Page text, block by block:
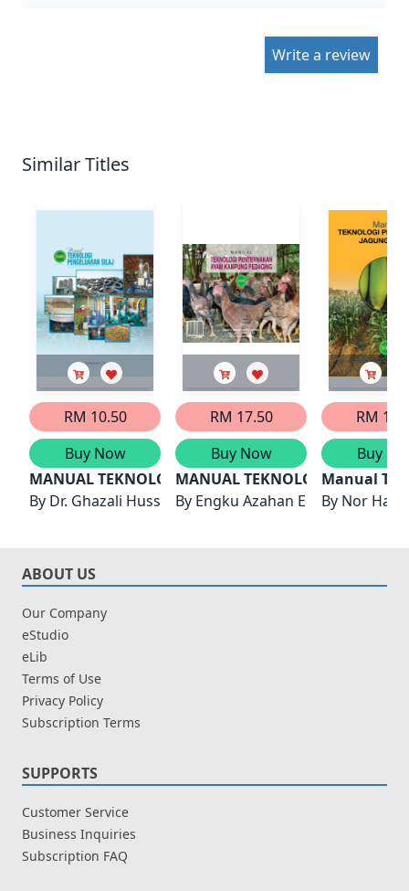
Write a review
Similar Titles
RM 10.50
Buy Now
MANUAL TEKNOLOGI PENGELUARAN SILAJ
By Dr. Ghazali Hussin, Tapsir Serin
RM 17.50
Buy Now
MANUAL TEKNOLOGI
By Engku Azahan Engku Ahmed,
RM
Buy
Manual
By Nor
ABOUT US
Our Company
eStudio
eLib
Terms of Use
Privacy Policy
Subscription Terms
SUPPORTS
Customer Service
Business Inquiries
Subscription FAQ